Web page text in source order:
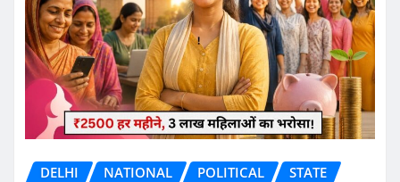
DELHI NATIONAL POLITICAL STATE